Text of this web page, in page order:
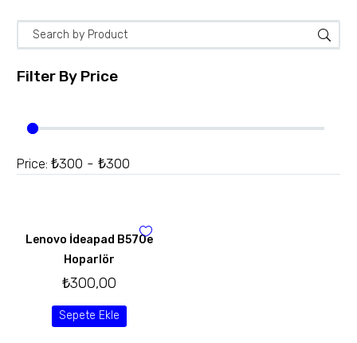
Filter By Price
Price: ₺300 - ₺300
Lenovo İdeapad B570e
Hoparlör
₺300,00
Sepete Ekle